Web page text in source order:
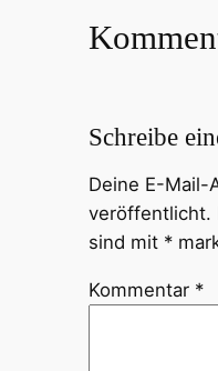
Schreibe
Deine E-Mail-
veröffentlicht.
sind mit *
Kommentar *